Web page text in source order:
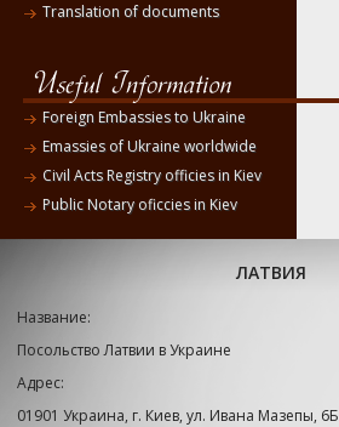
Translation of documents
Foreign Embassies to Ukraine
Emassies of Ukraine worldwide
Civil Acts Registry officies in Kiev
Public Notary oficcies in Kiev
ЛАТВИЯ
Название:
Посольство Латвии в Украине
Адрес:
01901 Украина, г. Киев, ул. Ивана Мазепы, 6Б